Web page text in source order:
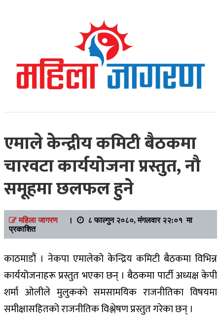
Mahilajagaran
एमाले केन्द्रीय कमिटी बैठकमा
चारवटा कार्ययोजना प्रस्तुत, नौ
समूहमा छलफल हुने
महिला जागरण।
८ फाल्गुन २०८०, मंगलवार २२:०१ मा
प्रकाशित
काठमाडौं । नेकपा एमालेको केन्द्रिय कमिटी बैठकमा विभिन्न
कार्ययोजनाहरू प्रस्तुत भएका छन् । बैठकमा पार्टी अध्यक्ष केपी
शर्मा ओलीले मुलुकको समसामयिक राजनीतिका विषयमा
समीक्षासहितको राजनीतिक विश्लेषण प्रस्तुत गरेका छन् ।